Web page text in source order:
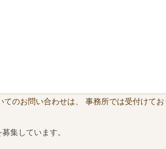
のお問い合わせは、 事務所では受付けて
集しています。